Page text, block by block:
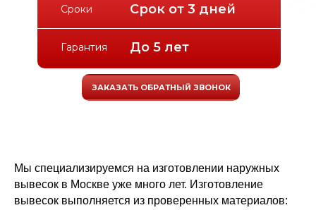
ЗАКАЗАТЬ ОБРАТНЫЙ ЗВОНОК
Сроки Срок от 3 дней
Гарантия До 5 лет
Мы специализируемся на изготовлении наружных
вывесок в Москве уже много лет. Изготовление
вывесок выполняется из проверенных материалов: